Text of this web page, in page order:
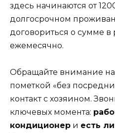
здесь начинаются от
долгосрочном
договориться о сумме в
ежемесячно.
Обращайте внимание
пометкой «без
контакт с хозяином.
ключевых момента:
кондиционер и есть